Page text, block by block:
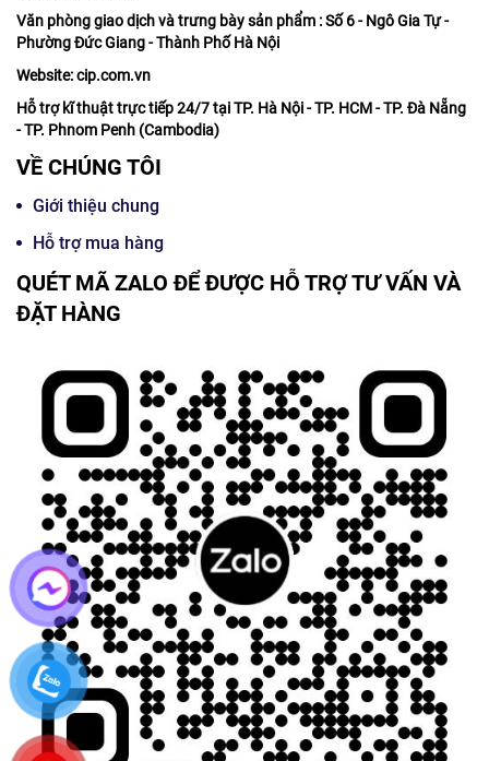
Văn phòng giao dịch và trưng bày sản phẩm : Số 6 - Ngô Gia Tự -
Phường Đức Giang - Thành Phố Hà Nội
Website: cip.com.vn
Hỗ trợ kĩ thuật trực tiếp 24/7 tại TP. Hà Nội - TP. HCM - TP. Đà Nẵng
- TP. Phnom Penh (Cambodia)
VỀ CHÚNG TÔI
Giới thiệu chung
Hỗ trợ mua hàng
QUÉT MÃ ZALO ĐỂ ĐƯỢC HỖ TRỢ TƯ VẤN VÀ
ĐẶT HÀNG